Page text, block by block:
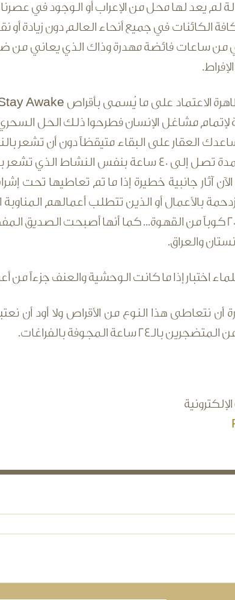
الكائنات في جميع أنحاء العالم دون زيادة
من ساعات فائضة مهدرة وذاك الذي يعاني من
كافية لإتمام مشاغل الإنسان فطرحوا ذلك
العقار على البقاء متيقظاً دون أن تشعر
محددة من البقاء متيقظاً لمدة تصل إلى 40 ساعة
آثار جانبية خطيرة إذا ما تم تعاطيها
بالأعمال أو الذين تتطلب أعمالهم المناوبة
مفعول بعض هذه الحبوب 20 كوباً من القهوة... كما أنها
والعراق.
اختبار إذا ما كانت الوحشية والعنف جزءاً من
نتعاطى هذا النوع من الأقراص ولا أود أن
ساعة المجوفة بالفراغات.